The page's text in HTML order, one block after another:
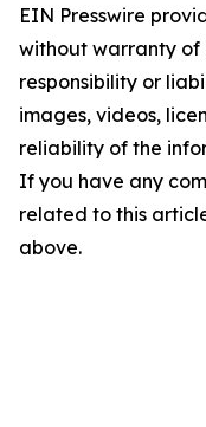
EIN Presswire
without warranty of
responsibility or
images, videos,
reliability of the
If you have any
related to this
above.